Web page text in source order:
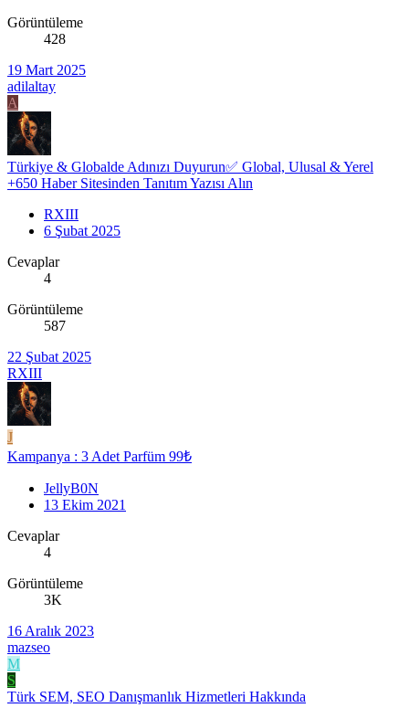
Görüntüleme
428
19 Mart 2025
adilaltay
A
Türkiye & Globalde Adınızı Duyurun✅ Global, Ulusal & Yerel
+650 Haber Sitesinden Tanıtım Yazısı Alın
RXIII
6 Şubat 2025
Cevaplar
4
Görüntüleme
587
22 Şubat 2025
RXIII
J
Kampanya : 3 Adet Parfüm 99₺
JellyB0N
13 Ekim 2021
Cevaplar
4
Görüntüleme
3K
16 Aralık 2023
mazseo
M
S
Türk SEM, SEO Danışmanlık Hizmetleri Hakkında